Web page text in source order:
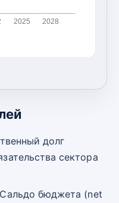
2025 2028
долг
сектора
бюджета (net